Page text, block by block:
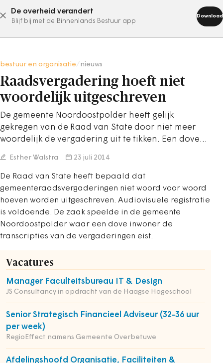
De overheid verandert
Blijf bij met de Binnenlands Bestuur app
Download
abonneer nu
bestuur en organisatie nieuws
Raadsvergadering hoeft niet
woordelijk uitgeschreven
De gemeente Noordoostpolder heeft gelijk
gekregen van de Raad van State door niet meer
woordelijk de vergadering uit te tikken. Een dove…
Esther Walstra 23 juli 2014
De Raad van State heeft bepaald dat
gemeenteraadsvergaderingen niet woord voor woord
hoeven worden uitgeschreven. Audiovisuele registratie
is voldoende. De zaak speelde in de gemeente
Noordoostpolder waar een dove inwoner de
transcripties van de vergaderingen eist.
Vacatures
Manager Faculteitsbureau IT & Design
JS Consultancy in opdracht van de Haagse Hogeschool
Senior Strategisch Financieel Adviseur (32-36 uur
per week)
RegioEffect namens Gemeente Overbetuwe
Afdelingshoofd Organisatie, Faciliteiten &